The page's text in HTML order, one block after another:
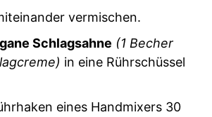
vermischen.
Schlagsahne (1 Becher
in eine Rührschüssel
eines Handmixers 30